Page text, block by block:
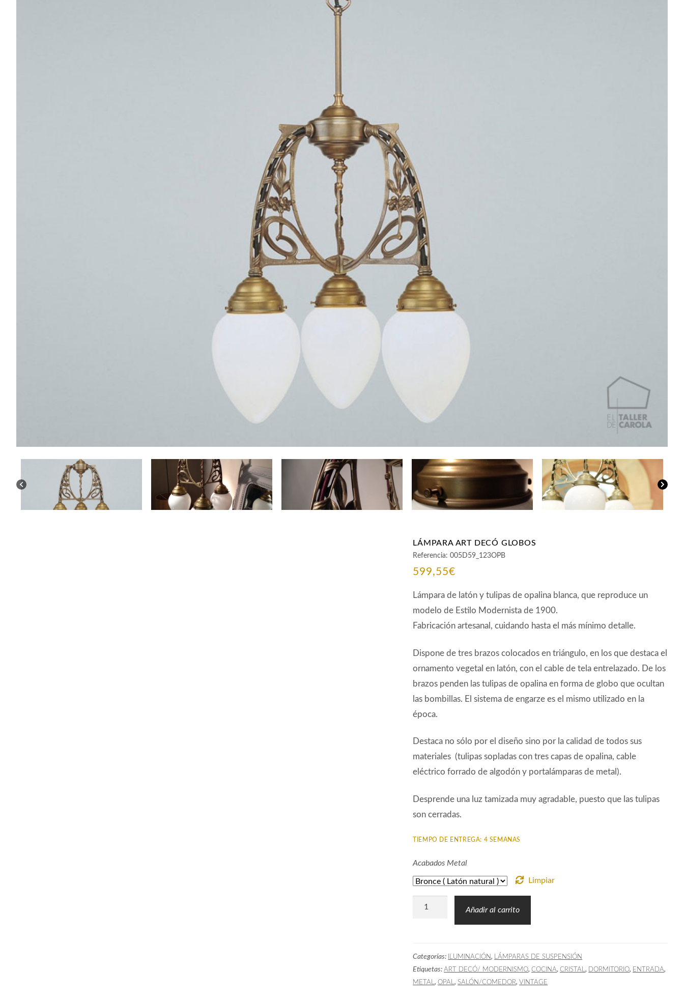
LÁMPARA ART DECÓ GLOBOS
Referencia:005D59_123OPB
599,55€
Lámpara de latón y tulipas de opalina blanca, que reproduce un
modelo de Estilo Modernista de 1900.
Fabricación artesanal, cuidando hasta el más mínimo detalle.
Dispone de tres brazos colocados en triángulo, en los que destaca el
ornamento vegetal en latón, con el cable de tela entrelazado. De los
brazos penden las tulipas de opalina en forma de globo que ocultan
las bombillas. El sistema de engarze es el mismo utilizado en la
época.
Destaca no sólo por el diseño sino por la calidad de todos sus
materiales (tulipas sopladas con tres capas de opalina, cable
eléctrico forrado de algodón y portalámparas de metal).
Desprende una luz tamizada muy agradable, puesto que las tulipas
son cerradas.
TIEMPO DE ENTREGA: 4 SEMANAS
Acabados Metal
Limpiar
Lámpara
cantidad
Añadir al carrito
Categorías: ILUMINACIÓN, LÁMPARAS DE SUSPENSIÓN
Etiquetas:ART DECÓ/ MODERNISMO,COCINA,CRISTAL, DORMITORIO, ENTRADA,
METAL,OPAL,SALÓN/COMEDOR,VINTAGE